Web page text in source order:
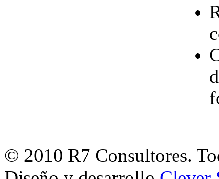
© 2010 R7 Consultores.